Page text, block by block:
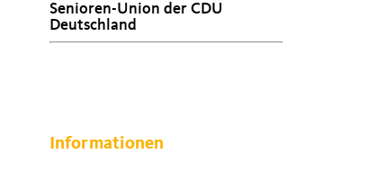
Senioren-Union der CDU
Deutschland
Informationen